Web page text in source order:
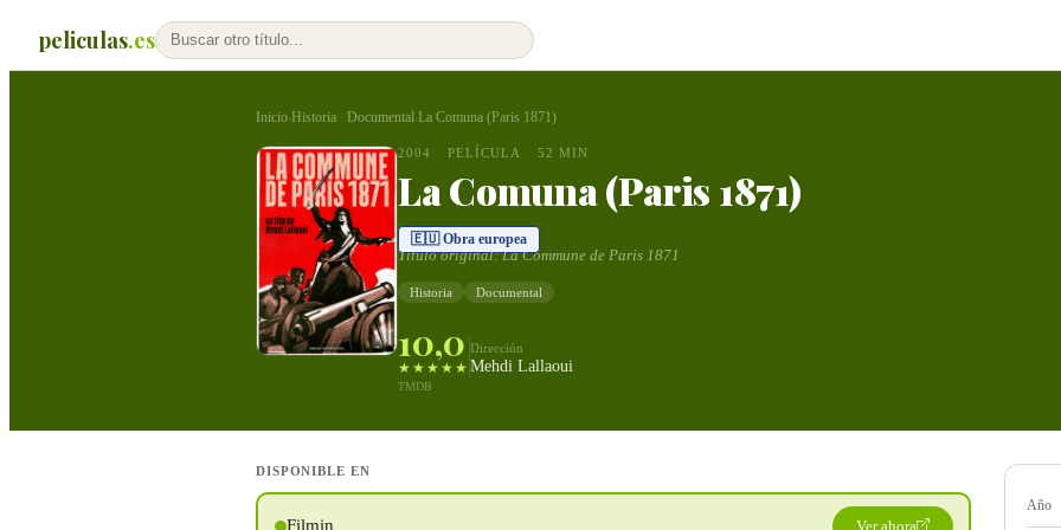
peliculas.es
Inicio›Historia · Documental›La Comuna (Paris 1871)
2004 PELÍCULA 52 MIN
La Comuna (Paris 1871)
🇪🇺 Obra europea
Título original:La Commune de Paris 1871
Historia Documental
10,0
★★★★★
TMDB
Dirección
Mehdi Lallaoui
DISPONIBLE EN
Filmin Ver ahora
Año